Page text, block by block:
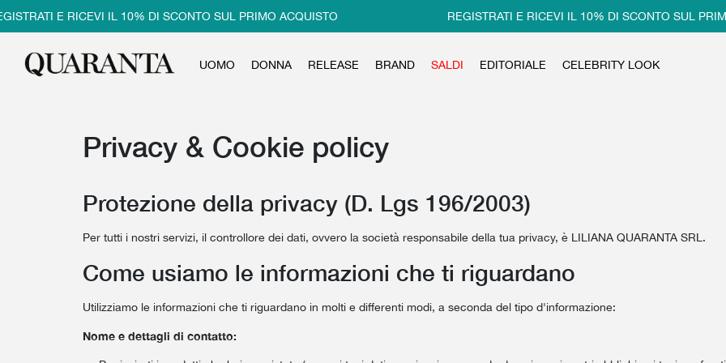
E RICEVI IL 10% DI SCONTO SUL PRIMO ACQUISTO REGISTRATI E RICEVI IL 10% DI SCONTO SUL PRIMO
UOMO DONNA RELEASE BRAND SALDI EDITORIALE CELEBRITY LOOK
Privacy & Cookie policy
Protezione della privacy (D. Lgs 196/2003)
Per tutti i nostri servizi, il controllore dei dati, ovvero la società responsabile della tua privacy, è LILIANA QUARANTA SRL.
Come usiamo le informazioni che ti riguardano
Utilizziamo le informazioni che ti riguardano in molti e differenti modi, a seconda del tipo d'informazione:
Nome e dettagli di contatto: